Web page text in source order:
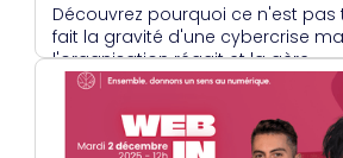
Découvrez pourquoi ce n'est
fait la gravité d'une cybercrise
l'organisation réagit et la gère.